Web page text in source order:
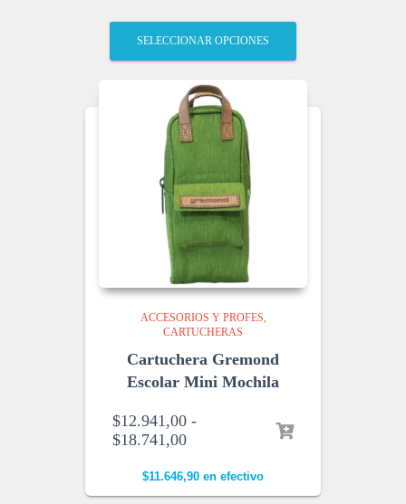
SELECCIONAR OPCIONES
ACCESORIOS Y PROFES
CARTUCHERAS
Cartuchera Gremond
Escolar Mini Mochila
$12.941,00 -
$18.741,00
$11.646,90 en efectivo